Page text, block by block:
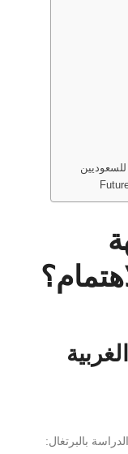
للسعوديين
بالبرتغال: